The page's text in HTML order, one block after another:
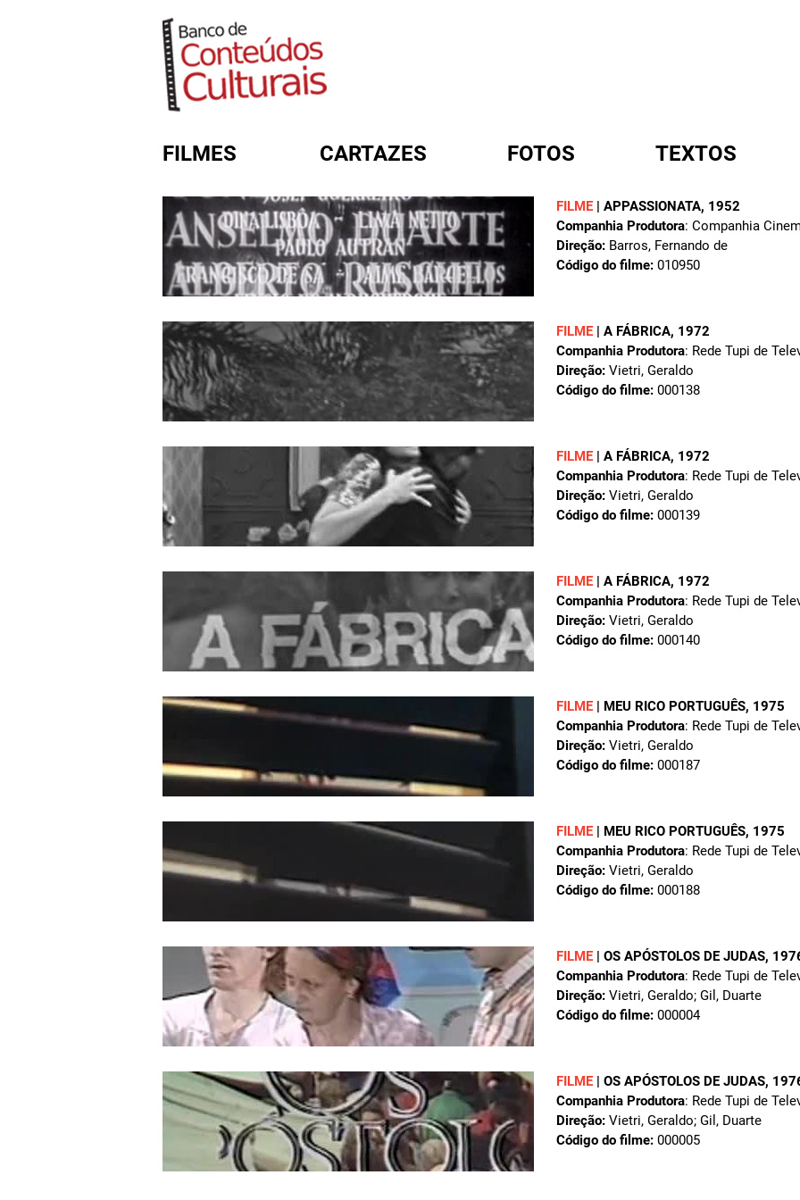
FILMES CARTAZES FOTOS TEXTOS
FILME | APPASSIONATA, 1952
Companhia Produtora: Companhia
Direção: Barros, Fernando de
Código do filme: 010950
FILME | A FÁBRICA, 1972
Companhia Produtora: Rede Tupi de
Direção: Vietri, Geraldo
Código do filme: 000138
FILME | A FÁBRICA, 1972
Companhia Produtora: Rede Tupi de
Direção: Vietri, Geraldo
Código do filme: 000139
FILME | A FÁBRICA, 1972
Companhia Produtora: Rede Tupi de
Direção: Vietri, Geraldo
Código do filme: 000140
FILME | MEU RICO PORTUGUÊS, 1975
Companhia Produtora: Rede Tupi de
Direção: Vietri, Geraldo
Código do filme: 000187
FILME | MEU RICO PORTUGUÊS, 1975
Companhia Produtora: Rede Tupi de
Direção: Vietri, Geraldo
Código do filme: 000188
FILME | OS APÓSTOLOS DE JUDAS,
Companhia Produtora: Rede Tupi de
Direção: Vietri, Geraldo; Gil, Duarte
Código do filme: 000004
FILME | OS APÓSTOLOS DE JUDAS,
Companhia Produtora: Rede Tupi de
Direção: Vietri, Geraldo; Gil, Duarte
Código do filme: 000005
FORMULÁRIO DE BUSCA